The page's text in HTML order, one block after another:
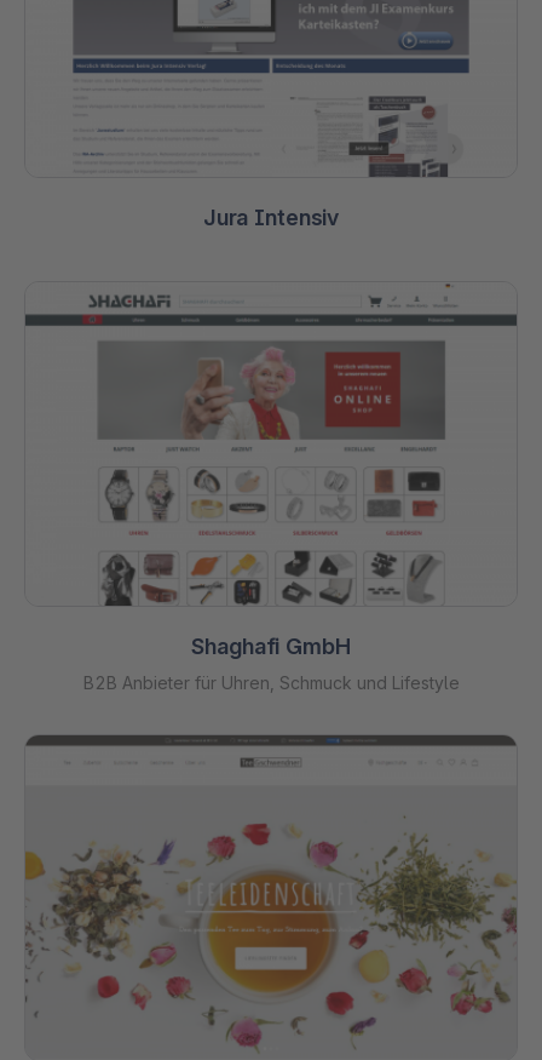
Jura Intensiv
Shaghafi GmbH
B2B Anbieter für Uhren, Schmuck und Lifestyle